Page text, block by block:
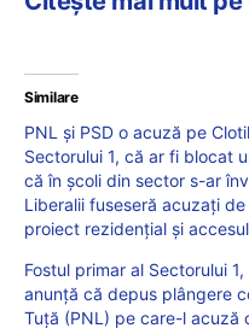
Similare
PNL și PSD o acuză pe
Sectorului 1, că ar fi blocat
că în școli din sector s-ar
Liberalii fuseseră acuzați
proiect rezidențial și
Fostul primar al Sectorului
anunță că depus plângere
Tuță (PNL) pe care-l